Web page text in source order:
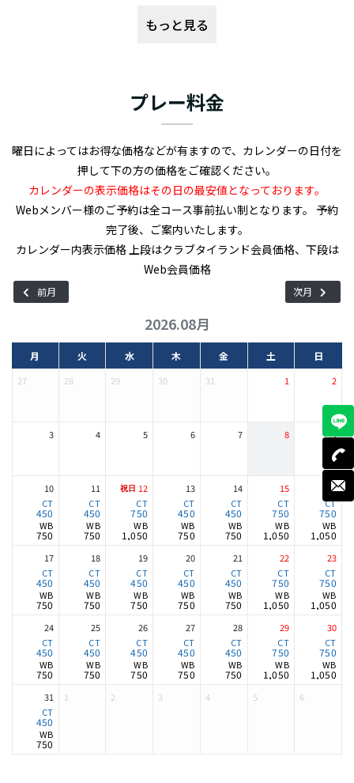
うことで、サクッとラウンドしたい在住者やタイ人に人気。ただ
ほぼ全てのホールにウォーターハザードが配置されたレイアウト
が特徴のゴルフ場です。ショートコースということもあってドライ
バーが必要なホールはそこまで多くなく、逆にパー3のホールが多
数。そのため、アプローチの練習にもってこいのコースだといえま
す。ただし、フェアウェイの狭さや池の多さなどを考えると、ゴル
フ始めたての初心者には難易度が高いかもしれません。 ユニコグ
ランデゴルフコースはクラブハウスも綺麗で気持ちよく使えます。
クラブハウス内にあるレストランではタイ料理と洋食を提供。練
習場としての設備は充実していませんが、パッティンググリーンは
完備。また、クラブハウス内にシミュレーションゴルフコース（1
時間800バーツ）が設置されており、すぐ隣のクルンテープクリタ
のドライビングレンジまでは歩けます。
もっと見る
プレー料金
曜日によってはお得な価格などが有ますので、カレンダーの日付を
押して下の方の価格をご確認ください。
カレンダーの表示価格はその日の最安値となっております。
Webメンバー様のご予約は全コース事前払い制となります。 予約
完了後、ご案内いたします。
カレンダー内表示価格 上段はクラブタイランド会員価格、下段は
Web会員価格
前月 次月
2026.08月
月 火 水 木 金 土 日
27 28 29 30 31 1 2
3 4 5 6 7 8 9
10
450
750
11
450
750
12
750
1,050
13
450
750
14
450
750
15
750
1,050
16
750
1,050
17
450
750
18
450
750
19
450
750
20
450
750
21
450
750
22
750
1,050
23
750
1,050
24
450
750
25
450
750
26
450
750
27
450
750
28
450
750
29
750
1,050
30
750
1,050
31
450
750
1 2 3 4 5 6